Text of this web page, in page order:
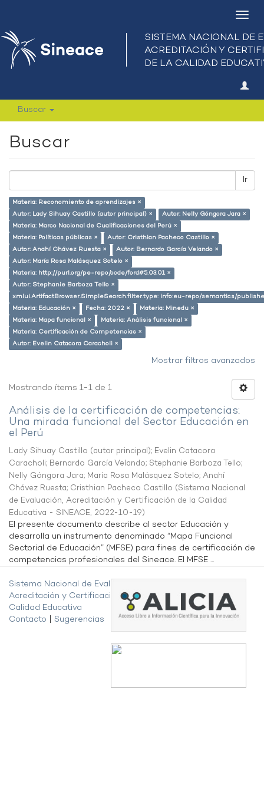
Buscar
Buscar
Ir
Materia: Reconomiento de aprendizajes ×
Autor: Lady Sihuay Castillo (autor principal) ×
Autor: Nelly Góngora Jara ×
Materia: Marco Nacional de Cualificaciones del Perú ×
Materia: Políticas públicas ×
Autor: Cristhian Pacheco Castillo ×
Autor: Anahí Chávez Ruesta ×
Autor: Bernardo García Velando ×
Autor: María Rosa Malásquez Sotelo ×
Materia: http://purl.org/pe-repo/ocde/ford#5.03.01 ×
Autor: Stephanie Barboza Tello ×
xmlui.ArtifactBrowser.SimpleSearch.filter.type: info:eu-repo/semantics/
Materia: Educación ×
Fecha: 2022 ×
Materia: Minedu ×
Materia: Mapa funcional ×
Materia: Análisis funcional ×
Materia: Certificación de Competencias ×
Autor: Evelin Catacora Caracholi ×
Mostrar filtros avanzados
Mostrando ítems 1-1 de 1
Análisis de la certificación de competencias:
Una mirada funcional del Sector Educación en
el Perú
Lady Sihuay Castillo (autor principal); Evelin Catacora
Caracholi; Bernardo García Velando; Stephanie Barboza Tello;
Nelly Góngora Jara; María Rosa Malásquez Sotelo; Anahí
Chávez Ruesta; Cristhian Pacheco Castillo (Sistema Nacional
de Evaluación, Acreditación y Certificación de la Calidad
Educativa - SINEACE, 2022-10-19)
El presente documento describe al sector Educación y
desarrolla un instrumento denominado “Mapa Funcional
Sectorial de Educación” (MFSE) para fines de certificación de
competencias profesionales del Sineace. El MFSE ...
Sistema Nacional de Evaluación,
Acreditación y Certificación de la
Calidad Educativa
Contacto
Sugerencias